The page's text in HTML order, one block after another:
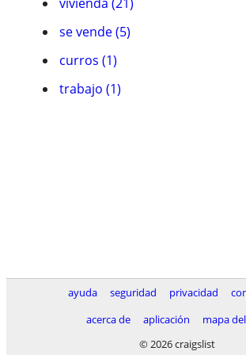
se vende (5)
curros (1)
trabajo (1)
ayuda seguridad privacidad
acerca de
aplicación
mapa
© 2026 craigslist